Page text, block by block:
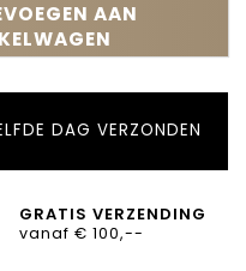
AAN
DAG VERZONDEN
GRATIS VERZENDING
vanaf € 100,--